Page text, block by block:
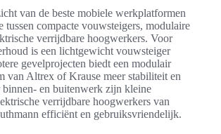
van de beste mobiele werkplatformen
tussen compacte vouwsteigers, modulaire
verrijdbare hoogwerkers. Voor
is een lichtgewicht vouwsteiger
gevelprojecten biedt een modulair
van Altrex of Krause meer stabiliteit en
en buitenwerk zijn kleine
verrijdbare hoogwerkers van
efficiënt en gebruiksvriendelijk.